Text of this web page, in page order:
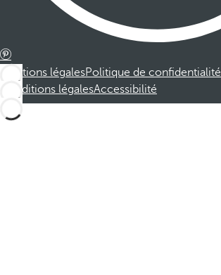
Mentions légalesPolitique de confidentialité
Conditions légalesAccessibilité